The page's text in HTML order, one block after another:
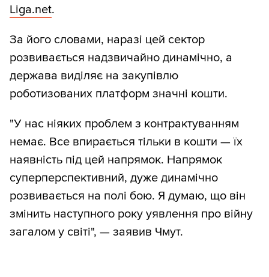
Liga.net.
За його словами, наразі цей сектор
розвивається надзвичайно динамічно, а
держава виділяє на закупівлю
роботизованих платформ значні кошти.
"У нас ніяких проблем з контрактуванням
немає. Все впирається тільки в кошти — їх
наявність під цей напрямок. Напрямок
суперперспективний, дуже динамічно
розвивається на полі бою. Я думаю, що він
змінить наступного року уявлення про війну
загалом у світі", — заявив Чмут.